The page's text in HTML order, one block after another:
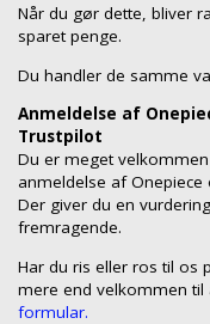
Når du gør dette, bliver
sparet penge.
Du handler de samme
Anmeldelse af
Trustpilot
Du er meget
anmeldelse af
Der giver du en
fremragende.
Har du ris eller ros til os
mere end velkommen til
formular.